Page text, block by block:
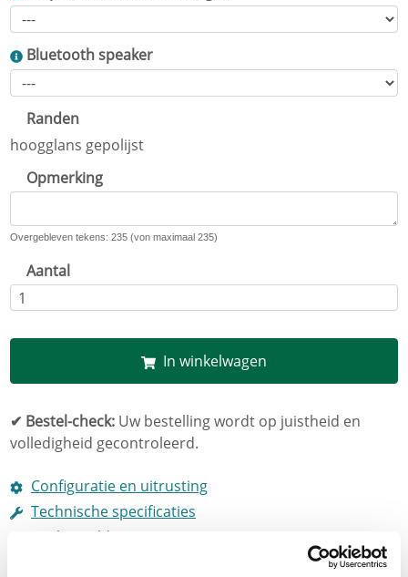
Bluetooth speaker
Randen
hoogglans gepolijst
Opmerking
Overgebleven tekens: 235 (von maximaal 235)
Aantal
In winkelwagen
✔ Bestel-check: Uw bestelling wordt op juistheid en
volledigheid gecontroleerd.
Configuratie en uitrusting
Technische specificaties
Veelgestelde vragen